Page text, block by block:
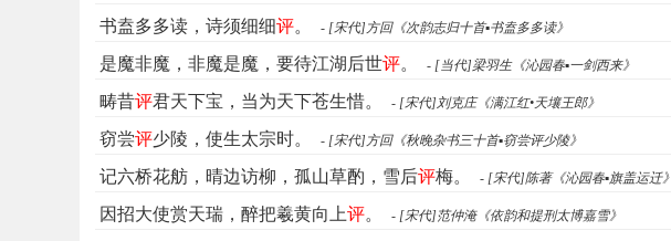
书盍多多读，诗须细细评。 - [宋代]方回《次韵志归十首▪书盍多多读》
是魔非魔，非魔是魔，要待江湖后世评。 - [当代]梁羽生《沁园春▪一剑西来》
畴昔评君天下宝，当为天下苍生惜。 - [宋代]刘克庄《满江红•天壤王郎》
窃尝评少陵，使生太宗时。 - [宋代]方回《秋晚杂书三十首▪窃尝评少陵》
记六桥花舫，晴边访柳，孤山草酌，雪后评梅。 - [宋代]陈著《沁园春▪旗盖运迁》
因招大使赏天瑞，醉把羲黄向上评。 - [宋代]范仲淹《依韵和提刑太博嘉雪》